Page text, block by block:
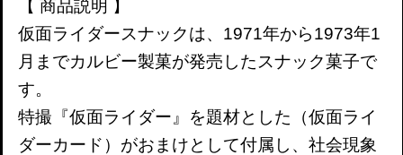
【 商品説明 】
仮面ライダースナックは、1971年から1973年1
月までカルビー製菓が発売したスナック菓子で
す。
特撮『仮面ライダー』を題材とした（仮面ライ
ダーカード）がおまけとして付属し、社会現象